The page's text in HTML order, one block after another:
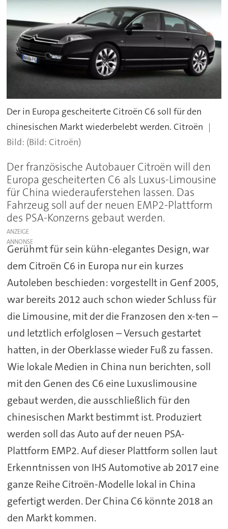
Der in Europa gescheiterte Citroën C6 soll für den
chinesischen Markt wiederbelebt werden. Citroën
(Bild: Citroën)
Der französische Autobauer Citroën will den
Europa gescheiterten C6 als Luxus-Limousine
für China wiederauferstehen lassen. Das
Fahrzeug soll auf der neuen EMP2-Plattform
des PSA-Konzerns gebaut werden.
ANZEIGE
Gerühmt für sein kühn-elegantes Design, war
dem Citroën C6 in Europa nur ein kurzes
Autoleben beschieden: vorgestellt in Genf 2005,
war bereits 2012 auch schon wieder Schluss für
die Limousine, mit der die Franzosen den x-ten –
und letztlich erfolglosen – Versuch gestartet
hatten, in der Oberklasse wieder Fuß zu fassen.
Wie lokale Medien in China nun berichten, soll
mit den Genen des C6 eine Luxuslimousine
gebaut werden, die ausschließlich für den
chinesischen Markt bestimmt ist. Produziert
werden soll das Auto auf der neuen PSA-
Plattform EMP2. Auf dieser Plattform sollen laut
Erkenntnissen von IHS Automotive ab 2017 eine
ganze Reihe Citroën-Modelle lokal in China
gefertigt werden. Der China C6 könnte 2018 an
den Markt kommen.